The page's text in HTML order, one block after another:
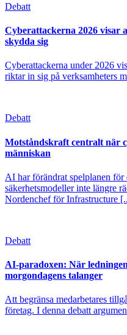
Debatt
Cyberattackerna 2026 visar
skydda sig
Cyberattackerna under 2026
riktar in sig på verksamheters
Debatt
Motståndskraft centralt när
människan
AI har förändrat spelplanen
säkerhetsmodeller inte längre
Nordenchef för Infrastructure
Debatt
AI-paradoxen: När
morgondagens talanger
Att begränsa medarbetares
företag. I denna debatt